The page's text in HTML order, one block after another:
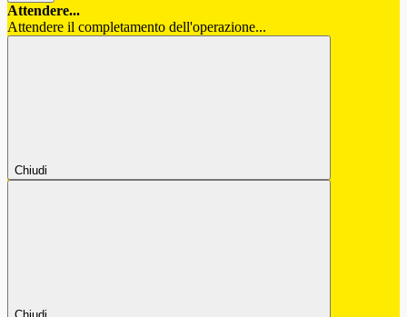
Attendere...
Attendere il completamento dell'operazione...
Chiudi